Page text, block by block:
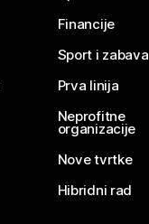
Financije
Sport i zabava
Prva linija
Neprofitne
organizacije
Nove tvrtke
Hibridni rad